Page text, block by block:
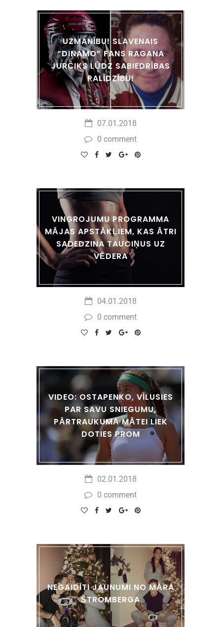
UZMANĪBU! SLAVENAIS
“DINAMO” FANS RAGANA
JURČIKS LŪDZ SABIEDRĪBAS
PALĪDZĪBU!
07.01.2018
0 comment
VINGROJUMU PROGRAMMA
MĀJAS APSTĀKĻIEM, KAS ĀTRI
SADEDZINA TAUCIŅUS UZ
VĒDERA
04.01.2018
0 comment
VIDEO: OSTAPENKO, VĪLUSIES
PAR SAVU SNIEGUMU,
PĀRTRAUKUMĀ MĀTEI LIEK
DOTIES PROM
02.01.2018
0 comment
NEGAIDĪTI JAUNUMI NO MĀRA
ŠTROMBERGA